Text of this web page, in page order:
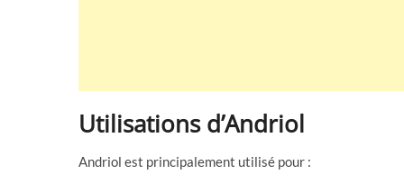
Utilisations d’Andriol
Andriol est principalement utilisé pour :